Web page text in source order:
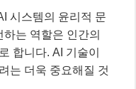
시스템의 윤리적 문
는 역할은 인간의
합니다. AI 기술이
는 더욱 중요해질 것